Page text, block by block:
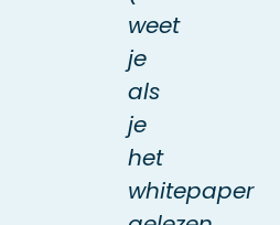
weet
je
als
je
het
whitepaper